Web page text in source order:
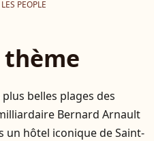
PEOPLE
thème
plus belles plages des
Bernard Arnault
un hôtel iconique de Saint-